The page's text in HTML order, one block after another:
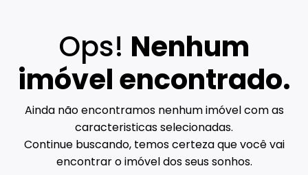
Ops! Nenhum
imóvel encontrado.
Ainda não encontramos nenhum imóvel com as
caracteristicas selecionadas.
Continue buscando, temos certeza que você vai
encontrar o imóvel dos seus sonhos.